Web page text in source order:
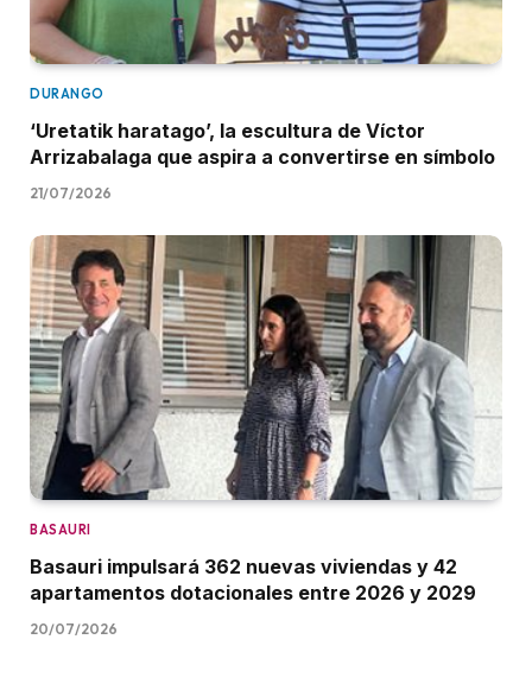
DURANGO
‘Uretatik haratago’, la escultura de Víctor
Arrizabalaga que aspira a convertirse en símbolo
21/07/2026
BASAURI
Basauri impulsará 362 nuevas viviendas y 42
apartamentos dotacionales entre 2026 y 2029
20/07/2026